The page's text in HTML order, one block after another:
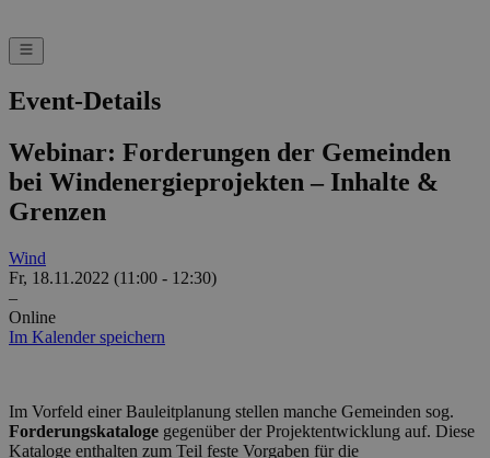
Event-Details
Webinar: Forderungen der Gemeinden
bei Windenergieprojekten – Inhalte &
Grenzen
Wind
Fr, 18.11.2022 (11:00 - 12:30)
–
Online
Im Kalender speichern
Im Vorfeld einer Bauleitplanung stellen manche Gemeinden sog.
Forderungskataloge gegenüber der Projektentwicklung auf. Diese
Kataloge enthalten zum Teil feste Vorgaben für die